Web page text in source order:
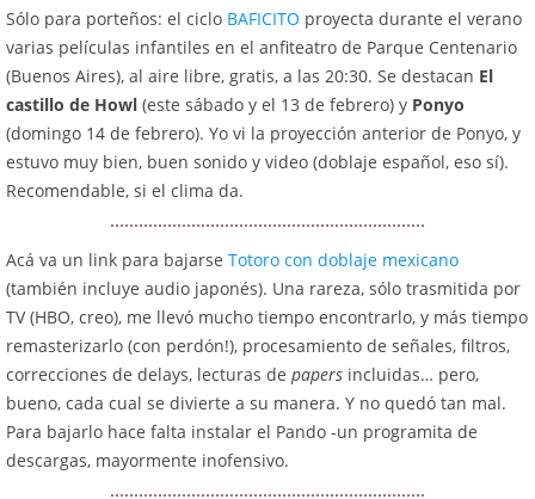
Sólo para porteños: el ciclo BAFICITO proyecta durante el verano
varias películas infantiles en el anfiteatro de Parque Centenario
(Buenos Aires), al aire libre, gratis, a las 20:30. Se destacan El
castillo de Howl (este sábado y el 13 de febrero) y Ponyo
(domingo 14 de febrero). Yo vi la proyección anterior de Ponyo, y
estuvo muy bien, buen sonido y video (doblaje español, eso sí).
Recomendable, si el clima da.
Acá va un link para bajarse Totoro con doblaje mexicano
(también incluye audio japonés). Una rareza, sólo trasmitida por
TV (HBO, creo), me llevó mucho tiempo encontrarlo, y más tiempo
remasterizarlo (con perdón!), procesamiento de señales, filtros,
correcciones de delays, lecturas de papers incluidas… pero,
bueno, cada cual se divierte a su manera. Y no quedó tan mal.
Para bajarlo hace falta instalar el Pando -un programita de
descargas, mayormente inofensivo.